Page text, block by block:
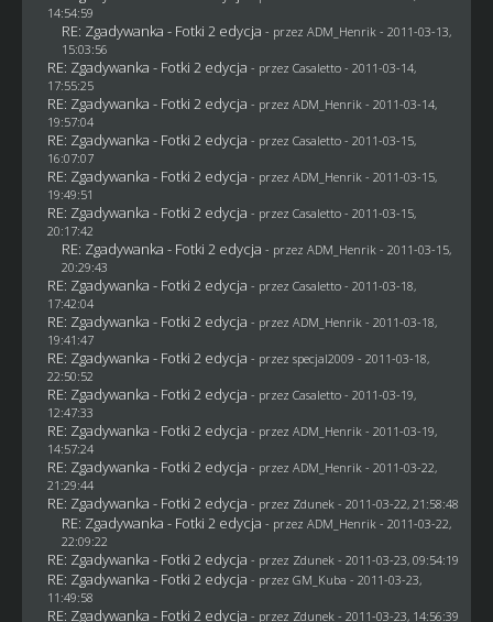
14:54:59
RE: Zgadywanka - Fotki 2 edycja - przez ADM_Henrik - 2011-03-13,
15:03:56
RE: Zgadywanka - Fotki 2 edycja - przez Casaletto- 2011-03-14,
17:55:25
RE: Zgadywanka - Fotki 2 edycja - przez ADM_Henrik - 2011-03-14,
19:57:04
RE: Zgadywanka - Fotki 2 edycja - przez Casaletto- 2011-03-15,
16:07:07
RE: Zgadywanka - Fotki 2 edycja - przez ADM_Henrik - 2011-03-15,
19:49:51
RE: Zgadywanka - Fotki 2 edycja - przez Casaletto- 2011-03-15,
20:17:42
RE: Zgadywanka - Fotki 2 edycja - przez ADM_Henrik - 2011-03-15,
20:29:43
RE: Zgadywanka - Fotki 2 edycja - przez Casaletto- 2011-03-18,
17:42:04
RE: Zgadywanka - Fotki 2 edycja - przez ADM_Henrik - 2011-03-18,
19:41:47
RE: Zgadywanka - Fotki 2 edycja - przez specjal2009 - 2011-03-18,
22:50:52
RE: Zgadywanka - Fotki 2 edycja - przez Casaletto- 2011-03-19,
12:47:33
RE: Zgadywanka - Fotki 2 edycja - przez ADM_Henrik - 2011-03-19,
14:57:24
RE: Zgadywanka - Fotki 2 edycja - przez ADM_Henrik - 2011-03-22,
21:29:44
RE: Zgadywanka - Fotki 2 edycja - przez Zdunek - 2011-03-22, 21:58:48
RE: Zgadywanka - Fotki 2 edycja - przez ADM_Henrik - 2011-03-22,
22:09:22
RE: Zgadywanka - Fotki 2 edycja - przez Zdunek - 2011-03-23, 09:54:19
RE: Zgadywanka - Fotki 2 edycja - przez GM_Kuba - 2011-03-23,
11:49:58
RE: Zgadywanka - Fotki 2 edycja - przez Zdunek - 2011-03-23, 14:56:39